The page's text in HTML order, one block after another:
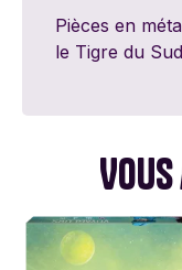
Pièces en
le Tigre du